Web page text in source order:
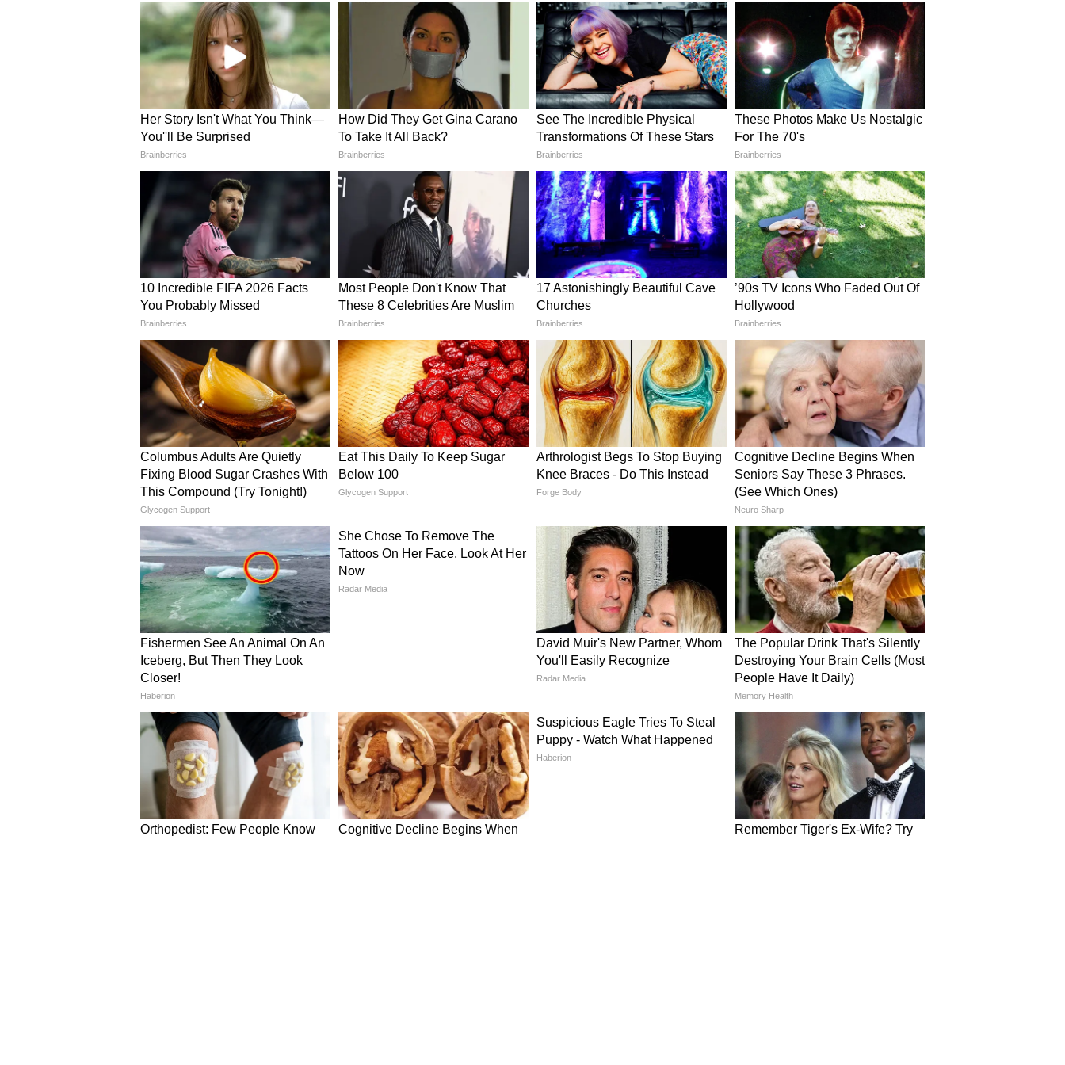
उज्जैन में एयरपोर्ट और हेलीपैड निर्माण (Ujjain Airport & Helipad)
मुख्यमंत्री ने बताया कि सिंहस्थ 2028 के लिए मुरलीपुरा क्षेत्र में नया हेलीपैड बनाया जा रहा है। इसके
साथ ही उज्जैन में नया एयरपोर्ट भी विकसित किया जा रहा है। इन सुविधाओं से आने वाले 40
करोड़ से अधिक श्रद्धालुओं को सुविधा मिलेगी और भीड़ प्रबंधन आसान होगा।
पीएम श्री हेली पर्यटन सेवा की शुरुआत (PM Shri Heli Tourism Service)
प्रदेश में धार्मिक पर्यटन को बढ़ावा देने के लिए पीएम श्री हेली पर्यटन सेवा शुरू की गई है। इस सेवा
के तहत भोपाल से ओरछा और चंदेरी के लिए हेलीकॉप्टर सेवा शुरू की गई है। यह सेवा इंदौर,
उज्जैन, ओंकारेश्वर जैसे धार्मिक स्थलों और जबलपुर, कान्हा, बांधवगढ़ जैसे वाइल्ड लाइफ क्षेत्रों को
जोड़ रही है।
हरसिद्धि से रामघाट मार्ग चौड़ीकरण (Ujjain Road Development)
नगर निगम द्वारा 265 मीटर लंबे मार्ग को 15 मीटर चौड़ा किया जाएगा। इससे रामघाट आने वाले
श्रद्धालुओं को आवागमन में सुविधा होगी और महाकाल की सवारी मार्ग भी बेहतर बनेगा।
नीलगंगा सरोवर और सोलह सागर का पुनर्जीवन (Lake Rejuvenation Ujjain)
AMRUT 2.0 योजना के तहत:
नीलगंगा सरोवर को ₹4.55 करोड़ की लागत से पुनर्जीवित किया जाएगा
सोलह सागर को ₹1.11 करोड़ से विकसित किया जाएगा
इन कार्यों से जल गुणवत्ता सुधरेगी और पर्यावरण संतुलन मजबूत होगा।
कालिदास उद्यान और संग्रहालय का विकास (Kalidas Garden & Museum)
कालिदास उद्यान को ₹1.59 करोड़ की लागत से आधुनिक बनाया जाएगा। वहीं विक्रम कीर्ति
संग्रहालय को ₹8.55 करोड़ की लागत से नया रूप दिया जाएगा, जिसमें आधुनिक डिस्प्ले और
ऐतिहासिक धरोहरों का संरक्षण शामिल है।
महाकाल महालोक में श्रद्धालुओं के लिए शेड (Mahakal Lok Facilities)
श्रद्धालुओं की सुविधा के लिए महाकाल महालोक में 2500 मीटर लंबे पैदल मार्ग पर शेड बनाए
जाएंगे। साथ ही विक्रम कीर्ति मंदिर परिसर को आधुनिक सुविधाओं से सुसज्जित किया जाएगा और
बांगड़ भवन को मुद्रा संग्रहालय के रूप में विकसित किया जाएगा।